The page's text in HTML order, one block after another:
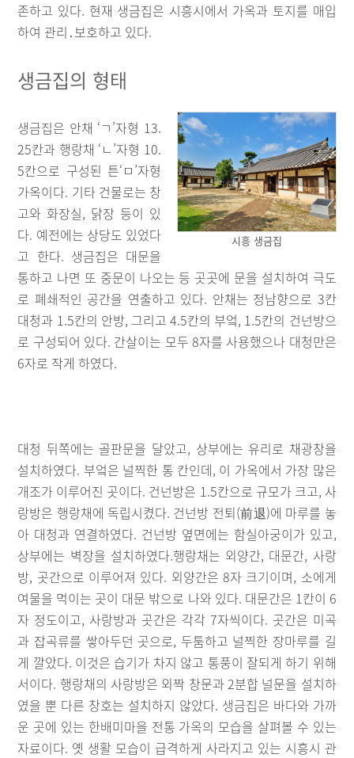
존하고 있다. 현재 생금집은 시흥시에서 가옥과 토지를 매입
하여 관리․보호하고 있다.
생금집의 형태
시흥 생금집
생금집은 안채 ‘ㄱ’자형 13.
25칸과 행랑채 ‘ㄴ’자형 10.
5칸으로 구성된 튼‘ㅁ’자형
가옥이다. 기타 건물로는 창
고와 화장실, 닭장 등이 있
다. 예전에는 상당도 있었다
고 한다. 생금집은 대문을
통하고 나면 또 중문이 나오는 등 곳곳에 문을 설치하여 극도
로 폐쇄적인 공간을 연출하고 있다. 안채는 정남향으로 3칸
대청과 1.5칸의 안방, 그리고 4.5칸의 부엌, 1.5칸의 건넌방으
로 구성되어 있다. 간살이는 모두 8자를 사용했으나 대청만은
6자로 작게 하였다.
대청 뒤쪽에는 골판문을 달았고, 상부에는 유리로 채광창을
설치하였다. 부엌은 널찍한 통 칸인데, 이 가옥에서 가장 많은
개조가 이루어진 곳이다. 건넌방은 1.5칸으로 규모가 크고, 사
랑방은 행랑채에 독립시켰다. 건넌방 전퇴(前退)에 마루를 놓
아 대청과 연결하였다. 건넌방 옆면에는 함실아궁이가 있고,
상부에는 벽장을 설치하였다.행랑채는 외양간, 대문간, 사랑
방, 곳간으로 이루어져 있다. 외양간은 8자 크기이며, 소에게
여물을 먹이는 곳이 대문 밖으로 나와 있다. 대문간은 1칸이 6
자 정도이고, 사랑방과 곳간은 각각 7자씩이다. 곳간은 미곡
과 잡곡류를 쌓아두던 곳으로, 두툼하고 널찍한 장마루를 길
게 깔았다. 이것은 습기가 차지 않고 통풍이 잘되게 하기 위해
서이다. 행랑채의 사랑방은 외짝 창문과 2분합 널문을 설치하
였을 뿐 다른 창호는 설치하지 않았다. 생금집은 바다와 가까
운 곳에 있는 한배미마을 전통 가옥의 모습을 살펴볼 수 있는
자료이다. 옛 생활 모습이 급격하게 사라지고 있는 시흥시 관